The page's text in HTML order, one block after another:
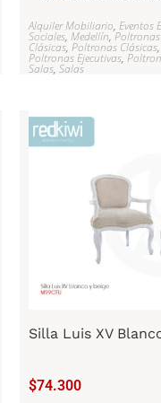
Alquiler Mobiliario, Eventos
Sociales, Medellín,
Clásicas, Poltronas Clásicas,
Poltronas Ejecutivas,
Salas, Salas
Silla Luis XV
$74.300